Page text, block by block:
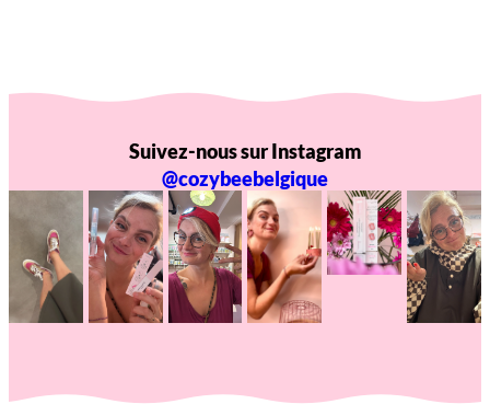
Suivez-nous sur Instagram
@cozybeebelgique